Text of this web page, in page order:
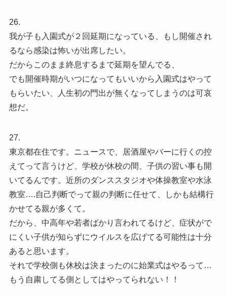
26.
我が子も入園式が２回延期になっている、もし開催され
るなら感染は怖いが出席したい。
だからこのまま終息するまで延期を望んでる、
でも開催時期がいつになってもいいから入園式はやって
もらいたい、人生初の門出が無くなってしまうのは可哀
想だ。
27.
東京都在住です。ニュースで、居酒屋やバーに行くの控
えてって言うけど、学校が休校の間、子供の習い事も開
いてるんです。近所のダンススタジオや体操教室や水泳
教室….自己判断でって親の判断に任せて、しかも結構行
かせてる親が多くて。
だから、中高年や若者ばかり言われてるけど、症状がで
にくい子供が知らずにウイルスを広げてる可能性は十分
あると思います。
それで学校側も休校は決まったのに始業式はやるって…
もう自粛してる側としてはやってられない！！